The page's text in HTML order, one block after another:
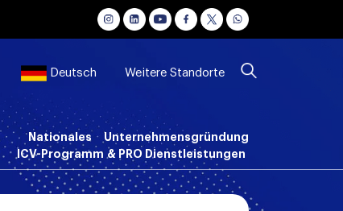
Deutsch Weitere Standorte
Nationales
ICV-Programm
Unternehmensgründung
& PRO Dienstleistungen